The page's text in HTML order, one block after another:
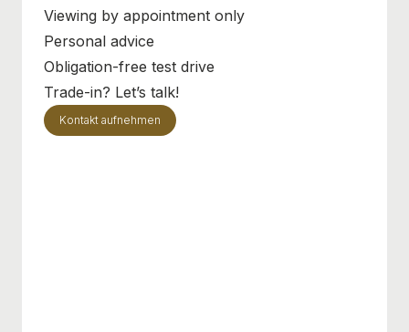
Viewing by appointment only
Personal advice
Obligation-free test drive
Trade-in? Let’s talk!
Kontakt aufnehmen